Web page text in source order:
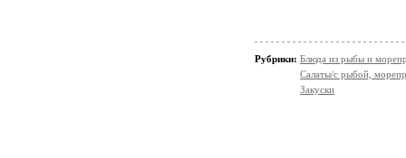
Рубрики: Блюда из рыбы и
Салаты/с рыбой,
Закуски